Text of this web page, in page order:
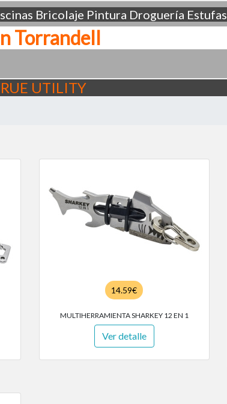
Bricolaje Pintura Droguería Estufas
Torrandell
UTILITY
14.59€
MULTIHERRAMIENTA SHARKEY 12 EN 1
Ver detalle